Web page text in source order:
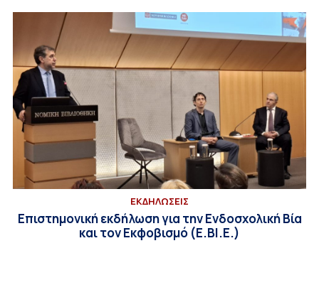
ΕΚΔΗΛΩΣΕΙΣ
Επιστημονική εκδήλωση για την Ενδοσχολική Βία
και τον Εκφοβισμό (Ε.ΒΙ.Ε.)